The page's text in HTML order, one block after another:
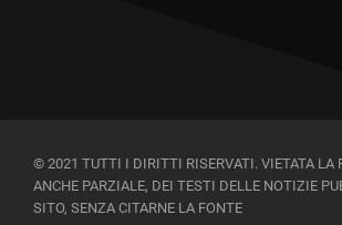
© 2021 TUTTI I DIRITTI RISERVATI. VIETATA LA
ANCHE PARZIALE, DEI TESTI DELLE NOTIZIE
SITO, SENZA CITARNE LA FONTE